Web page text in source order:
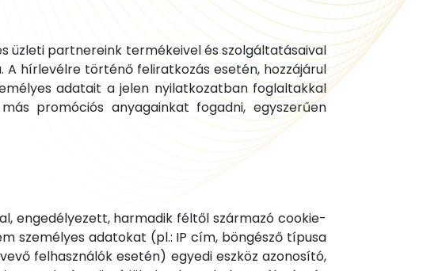
üzleti partnereink termékeivel és szolgáltatásaival
hírlevélre történő feliratkozás esetén, hozzájárul
adatait a jelen nyilatkozatban foglaltakkal
promóciós anyagainkat fogadni, egyszerűen
engedélyezett, harmadik féltől származó cookie-
személyes adatokat (pl.: IP cím, böngésző típusa
felhasználók esetén) egyedi eszköz azonosító,